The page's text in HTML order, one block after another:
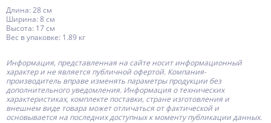
Длина: 28 см
Ширина: 8 см
Высота: 17 см
Вес в упаковке: 1.89 кг
Информация, представленная на сайте носит информационный
характер и не является публичной офертой. Компания-
производитель вправе изменять параметры продукции без
дополнительного уведомления. Информация о технических
характеристиках, комплекте поставки, стране изготовления и
внешнем виде товара может отличаться от фактической и
основывается на последних доступных к моменту публикации данных.